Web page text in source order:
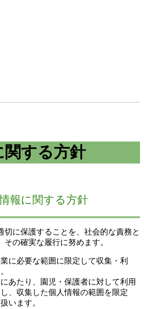
関する方針
報に関する方針
切に保護することを、社会的な責務と
の確実な履行に努めます。
に必要な範囲に限定して収集・利
あたり、園児・保護者に対して利用
、収集した個人情報の範囲を限定
います。